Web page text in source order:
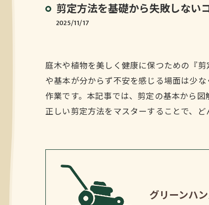
剪定方法を基礎から失敗しない
2025/11/17
庭木や植物を美しく健康に保つための『
や基本が分からず不安を感じる場面は少
作業です。本記事では、剪定の基本から
正しい剪定方法をマスターすることで、
グリーンハ